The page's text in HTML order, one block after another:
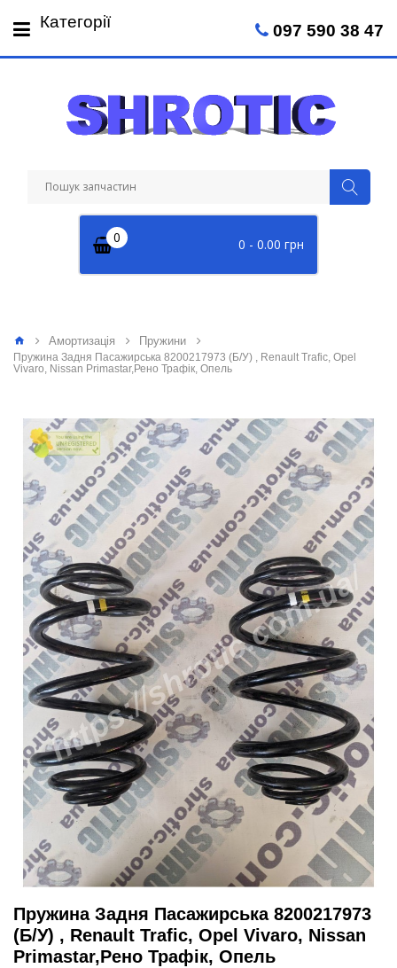
Сб: 09:00 - 14:00
0 - 0.00 грн
0
097 590 38 47
Категорії
Амортизація Пружини
Пружина Задня Пасажирська 8200217973 (Б/У) , Renault Trafic, Opel
Vivaro, Nissan Primastar,Рено Трафік, Опель
Пружина Задня Пасажирська 8200217973
(Б/У) , Renault Trafic, Opel Vivaro, Nissan
Primastar,Рено Трафік, Опель